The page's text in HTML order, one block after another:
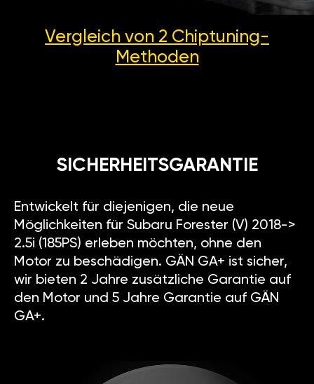
Vergleich von 2 Chiptuning-
Methoden
SICHERHEITSGARANTIE
Entwickelt für diejenigen, die neue
Möglichkeiten für Subaru Forester (V) 2018->
2.5i (185PS) erleben möchten, ohne den
Motor zu beschädigen. GÄN GA+ ist sicher,
wir bieten 2 Jahre zusätzliche Garantie auf
den Motor und 5 Jahre Garantie auf GÄN
GA+.